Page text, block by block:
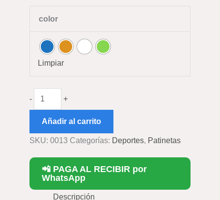
color
Limpiar
- +
Añadir al carrito
SKU: 0013 Categorías: Deportes, Patinetas
📲 PAGA AL RECIBIR por
WhatsApp
Descripción